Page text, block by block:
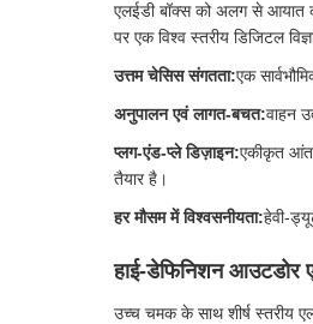
एलईडी बॉक्स को अलग से आयात
पर एक विश्व स्तरीय डिजिटल
उत्तम चेसिस संगतता:एक
अनुपालन एवं लागत-बचत:वाहन
प्लग-एंड-प्ले डिज़ाइन:एकीकृत
तैयार है।
हर मौसम में विश्वसनीयता:हेवी-
हाई-डेफिनिशन आउटडोर
उच्च चमक के साथ शीर्ष स्तरीय